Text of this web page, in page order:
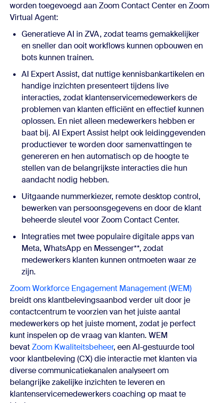
worden toegevoegd aan Zoom Contact Center en Zoom
Virtual Agent:
Generatieve AI in ZVA, zodat teams gemakkelijker
en sneller dan ooit workflows kunnen opbouwen en
bots kunnen trainen.
AI Expert Assist, dat nuttige kennisbankartikelen en
handige inzichten presenteert tijdens live
interacties, zodat klantenservicemedewerkers de
problemen van klanten efficiënt en effectief kunnen
oplossen. En niet alleen medewerkers hebben er
baat bij. AI Expert Assist helpt ook leidinggevenden
productiever te worden door samenvattingen te
genereren en hen automatisch op de hoogte te
stellen van de belangrijkste interacties die hun
aandacht nodig hebben.
Uitgaande nummerkiezer, remote desktop control,
bewerken van persoonsgegevens en door de klant
beheerde sleutel voor Zoom Contact Center.
Integraties met twee populaire digitale apps van
Meta, WhatsApp en Messenger**, zodat
medewerkers klanten kunnen ontmoeten waar ze
zijn.
Zoom Workforce Engagement Management (WEM)
breidt ons klantbelevingsaanbod verder uit door je
contactcentrum te voorzien van het juiste aantal
medewerkers op het juiste moment, zodat je perfect
kunt inspelen op de vraag van klanten. WEM
bevatZoom Kwaliteitsbeheer, een AI-gestuurde tool
voor klantbeleving (CX) die interactie met klanten via
diverse communicatiekanalen analyseert om
belangrijke zakelijke inzichten te leveren en
klantenservicemedewerkers coaching op maat te